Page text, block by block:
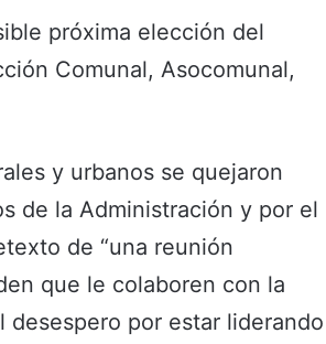
próxima elección del
Comunal, Asocomunal,
y urbanos se quejaron
de la Administración y por el
de “una reunión
que le colaboren con la
desespero por estar liderando